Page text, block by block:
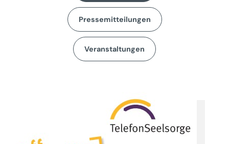
Pressemitteilungen
Veranstaltungen